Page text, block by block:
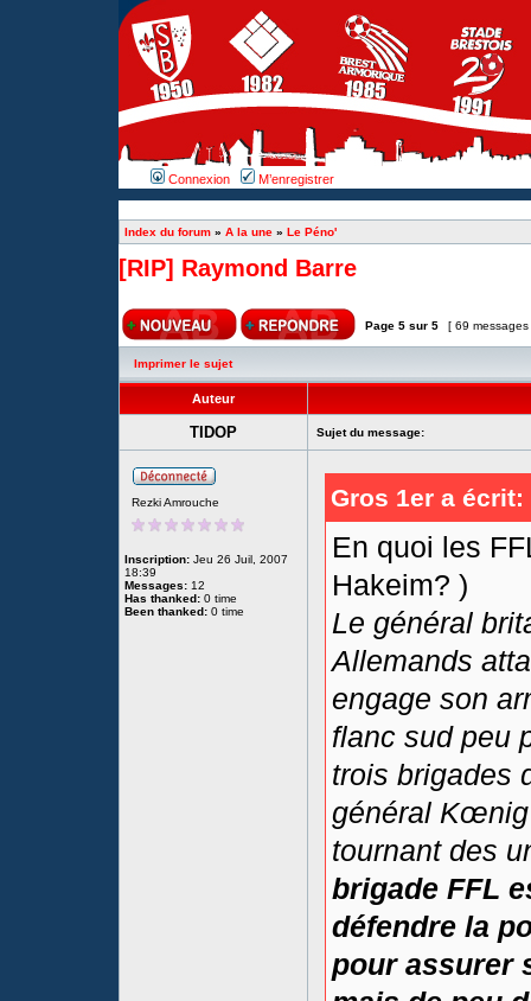
Connexion M’enregistrer
Index du forum » A la une » Le Péno'
[RIP] Raymond Barre
Page 5 sur 5 [ 69
Imprimer le sujet
Auteur
TIDOP Sujet du message:
Rezki Amrouche
Inscription: Jeu 26 Juil, 2007
18:39
Messages: 12
Has thanked: 0 time
Been thanked: 0 time
Gros 1er a écrit:
En quoi les
Hakeim? )
Le général
Allemands
engage son
flanc sud peu
trois brigades
général Kœnig
tournant des
brigade FFL
défendre la
pour assurer